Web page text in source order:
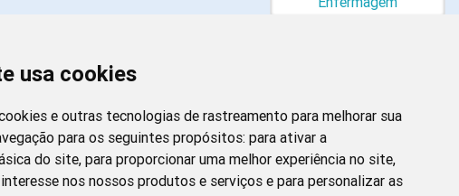
usa cookies
e outras tecnologias de rastreamento para melhorar sua
para os seguintes propósitos: para ativar a
do site, para proporcionar uma melhor experiência no site,
nos nossos produtos e serviços e para personalizar as
Newsletter da